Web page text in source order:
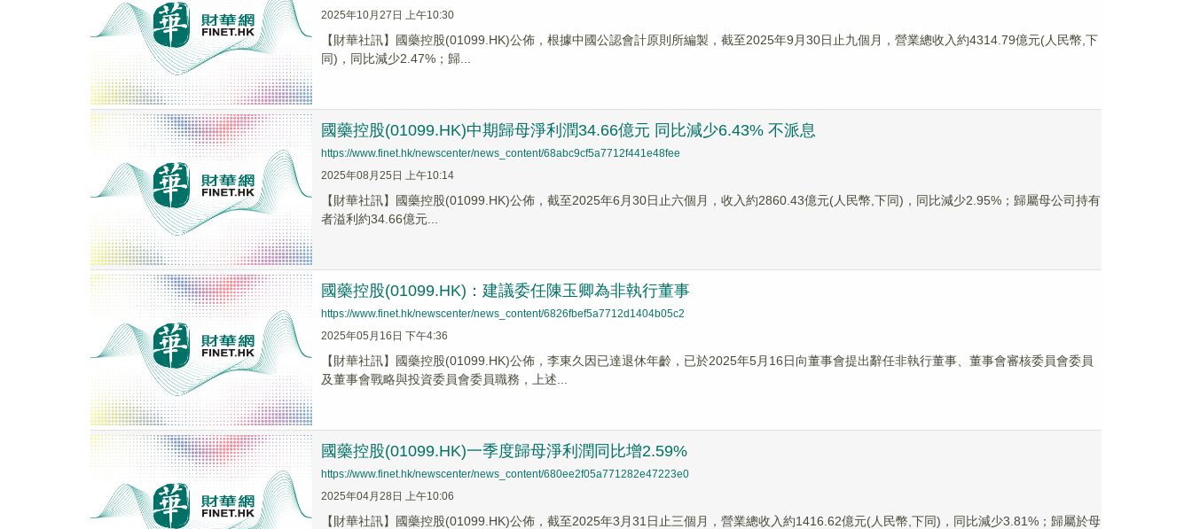
2025年10月27日 上午10:30
【財華社訊】國藥控股(01099.HK)公佈，根據中國公認會計原則所編製，截至2025年9月30日止九個月，營業總收入約4314.79億元(人民幣,下
同)，同比減少2.47%；歸...
國藥控股(01099.HK)中期歸母淨利潤34.66億元 同比減少6.43% 不派息
https://www.finet.hk/newscenter/news_content/68abc9cf5a7712f441e48fee
2025年08月25日 上午10:14
【財華社訊】國藥控股(01099.HK)公佈，截至2025年6月30日止六個月，收入約2860.43億元(人民幣,下同)，同比減少2.95%；歸屬母公司持有
者溢利約34.66億元...
國藥控股(01099.HK)：建議委任陳玉卿為非執行董事
https://www.finet.hk/newscenter/news_content/6826fbef5a7712d1404b05c2
2025年05月16日 下午4:36
【財華社訊】國藥控股(01099.HK)公佈，李東久因已達退休年齡，已於2025年5月16日向董事會提出辭任非執行董事、董事會審核委員會委員
及董事會戰略與投資委員會委員職務，上述...
國藥控股(01099.HK)一季度歸母淨利潤同比增2.59%
https://www.finet.hk/newscenter/news_content/680ee2f05a771282e47223e0
2025年04月28日 上午10:06
【財華社訊】國藥控股(01099.HK)公佈，截至2025年3月31日止三個月，營業總收入約1416.62億元(人民幣,下同)，同比減少3.81%；歸屬於母